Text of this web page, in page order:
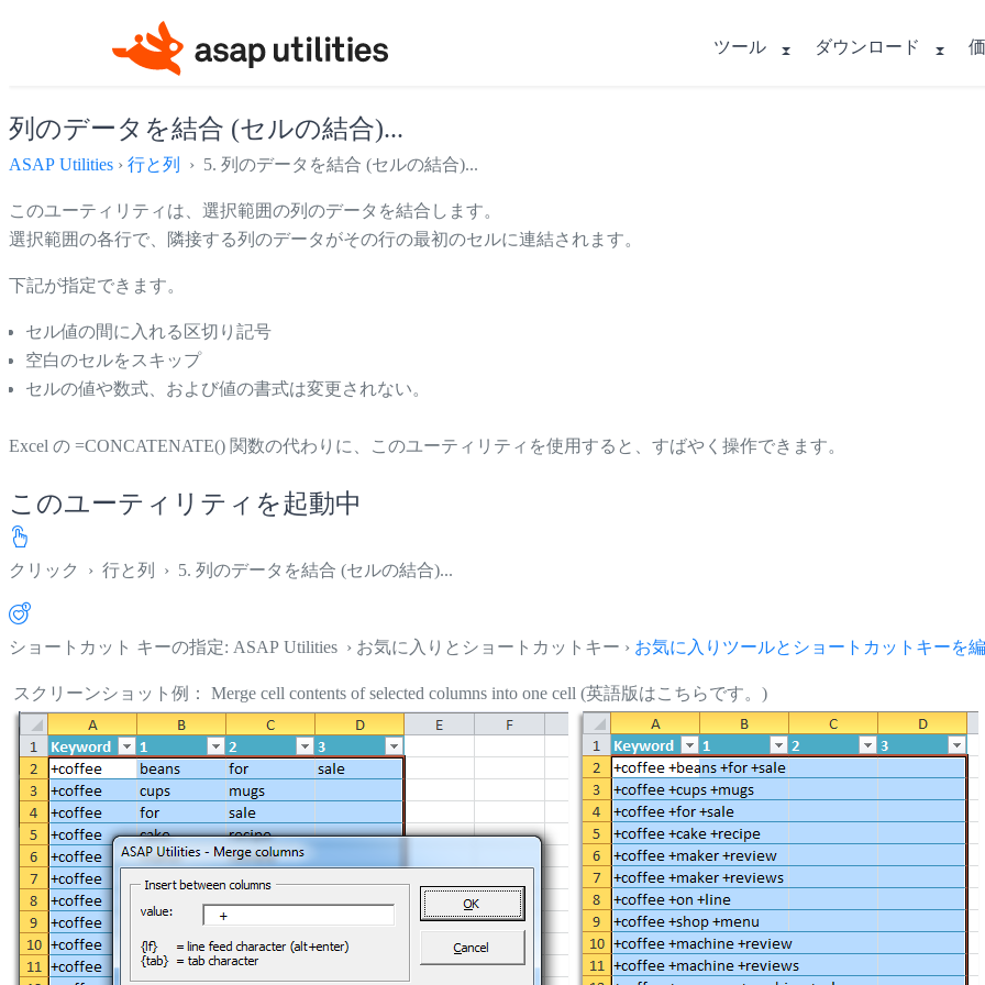
ツール ダウンロード
列のデータを結合 (セルの結合)...
ASAP Utilities › 行と列 › 5. 列のデータを結合 (セルの結合)...
このユーティリティは、選択範囲の列のデータを結合します。
選択範囲の各行で、隣接する列のデータがその行の最初のセルに連結されます。
下記が指定できます。
セル値の間に入れる区切り記号
空白のセルをスキップ
セルの値や数式、および値の書式は変更されない。
Excel の =CONCATENATE() 関数の代わりに、このユーティリティを使用すると、すばやく操作できます。
このユーティリティを起動中
クリック › 行と列 › 5. 列のデータを結合 (セルの結合)...
ショートカット キーの指定: ASAP Utilities › お気に入りとショートカットキー › お気に入りツールとショートカットキーを
スクリーンショット例： Merge cell contents of selected columns into one cell (英語版はこちらです。)